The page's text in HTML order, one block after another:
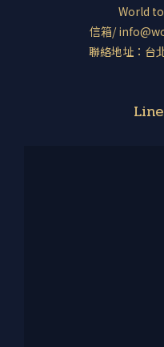
World
信箱/
聯絡地址：台